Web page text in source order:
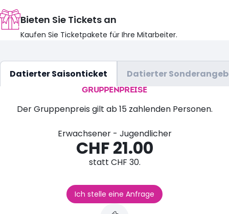
Bieten Sie Tickets an
Kaufen Sie Ticketpakete für Ihre Mitarbeiter.
Datierter Saisonticket Datierter
GRUPPENPREISE
Der Gruppenpreis gilt ab 15 zahlenden Personen.
Erwachsener - Jugendlicher
CHF 21.00
statt CHF 30.
Ich stelle eine Anfrage